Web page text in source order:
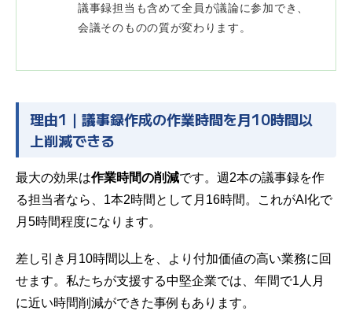
議事録担当も含めて全員が議論に参加でき、
会議そのものの質が変わります。
理由1｜議事録作成の作業時間を月10時間以
上削減できる
最大の効果は作業時間の削減です。週2本の議事録を作
る担当者なら、1本2時間として月16時間。これがAI化で
月5時間程度になります。
差し引き月10時間以上を、より付加価値の高い業務に回
せます。私たちが支援する中堅企業では、年間で1人月
に近い時間削減ができた事例もあります。